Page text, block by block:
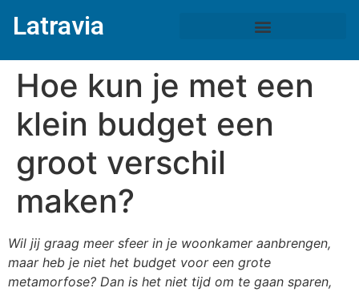
Latravia
Hoe kun je met een
klein budget een
groot verschil
maken?
Wil jij graag meer sfeer in je woonkamer aanbrengen,
maar heb je niet het budget voor een grote
metamorfose? Dan is het niet tijd om te gaan sparen,